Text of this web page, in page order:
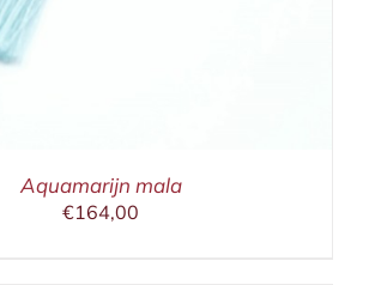
Aquamarijn mala
€164,00